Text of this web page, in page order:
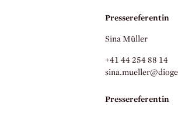
Pressereferentin
Sina Müller
+41 44 254 88 14
sina.
Pressereferentin